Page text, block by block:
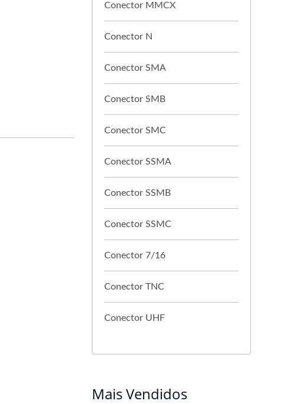
Conector MMCX
Conector N
Conector SMA
Conector SMB
Conector SMC
Conector SSMA
Conector SSMB
Conector SSMC
Conector 7/16
Conector TNC
Conector UHF
Mais Vendidos